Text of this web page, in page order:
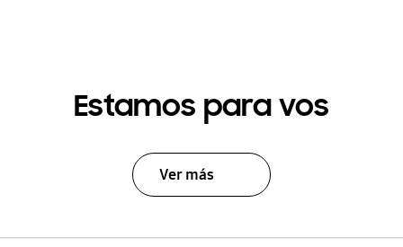
Estamos para vos
Ver más